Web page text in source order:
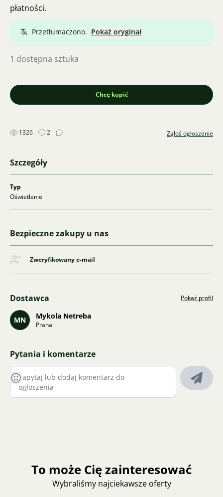
płatności.
Przetłumaczono. Pokaż oryginał
1 dostępna sztuka
Chcę kupić
1326 2 Zgłoś ogłoszenie
Szczegóły
Typ
Oświetlenie
Bezpieczne zakupy u nas
Zweryfikowany e-mail
Dostawca Pokaż profil
MN Mykola Netreba
Praha
Pytania i komentarze
To może Cię zainteresować
Wybraliśmy najciekawsze oferty